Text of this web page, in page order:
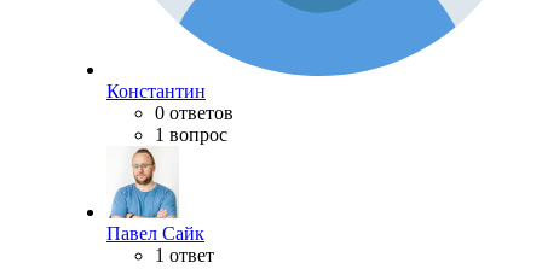
Константин
0 ответов
1 вопрос
Павел Сайк
1 ответ